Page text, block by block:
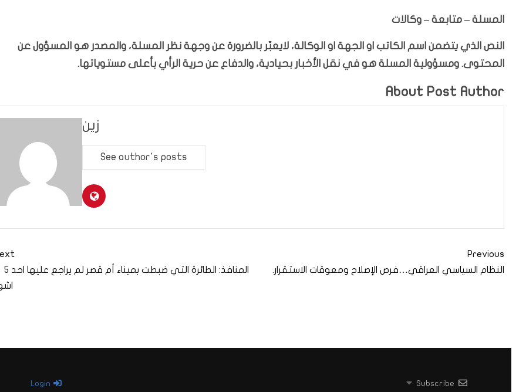
المسلة – متابعة – وكالات
النص الذي يتضمن اسم الكاتب او الجهة او الوكالة، لايعبّر بالضرورة عن وجهة نظر المسلة، والمصدر هو المسؤول عن
المحتوى. ومسؤولية المسلة هو في نقل الأخبار بحيادية، والدفاع عن حرية الرأي بأعلى مستوياتها.
About Post Author
زين
See author's posts
Previous
النظام السياسي العراقي…فرص الإصلاح ومعوقات الاستقرار.
المنافذ: الطائرة التي ضبطت بميناء أم قصر لم يراجع عليها احد 5
Subscribe